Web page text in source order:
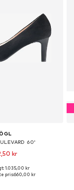
60'
kr
1.035,00 kr
pris:660,00 kr